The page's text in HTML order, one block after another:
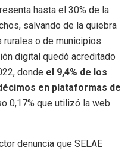
hasta el 30% de la
salvando de la quiebra
o de municipios
digital quedó acreditado
donde el 9,4% de los
en plataformas de
0,17% que utilizó la web
denuncia que SELAE